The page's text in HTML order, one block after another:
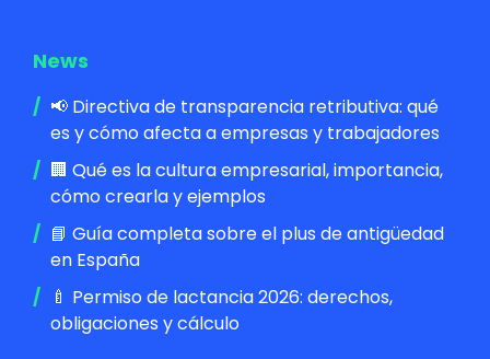
News
📢 Directiva de transparencia retributiva: qué
es y cómo afecta a empresas y trabajadores
🏢 Qué es la cultura empresarial, importancia,
cómo crearla y ejemplos
📘 Guía completa sobre el plus de antigüedad
en España
🍼 Permiso de lactancia 2026: derechos,
obligaciones y cálculo